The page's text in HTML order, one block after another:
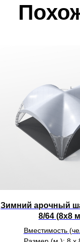
Зимний арочный
8/64 (8х8
Вместимость